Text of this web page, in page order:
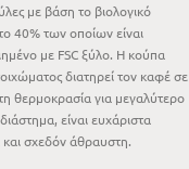
με βάση το βιολογικό
40% των οποίων είναι
με FSC ξύλο. Η κούπα
διατηρεί τον καφέ σε
θερμοκρασία για μεγαλύτερο
είναι ευχάριστα
σχεδόν άθραυστη.